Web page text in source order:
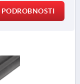
PODROBNOSTI